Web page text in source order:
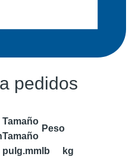
pedidos
Tamaño
Tamaño
Peso
pulg.mm lb kg